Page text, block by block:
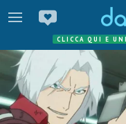
CLICCA QUI E